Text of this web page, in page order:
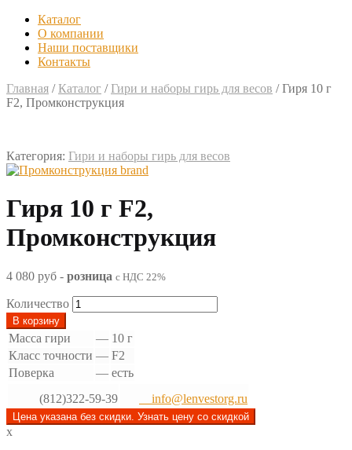
Каталог
О компании
Наши поставщики
Контакты
Главная / Каталог / Гири и наборы гирь для весов /Гиря 10 г
F2, Промконструкция
Категория: Гири и наборы гирь для весов
Гиря 10 г F2,
Промконструкция
4 080 руб - розница с НДС 22%
Количество
В корзину
Масса гири — 10 г
Класс точности — F2
Поверка
— есть
(812)322-59-39
info@lenvestorg.ru
Цена указана без скидки. Узнать цену со скидкой
x